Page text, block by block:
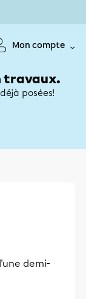
Mon compte
travaux.
posées!
demi-